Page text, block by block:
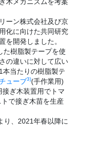
ーン株式会社及び京
化に向けた共同研究
を開発しました。
た樹脂製テープを使
の違いに対して広い
当たりの樹脂製テ
ューブ3)(手作業用)
ぎ木装置用でトマ
で接ぎ木苗を生産
り、2021年春以降に